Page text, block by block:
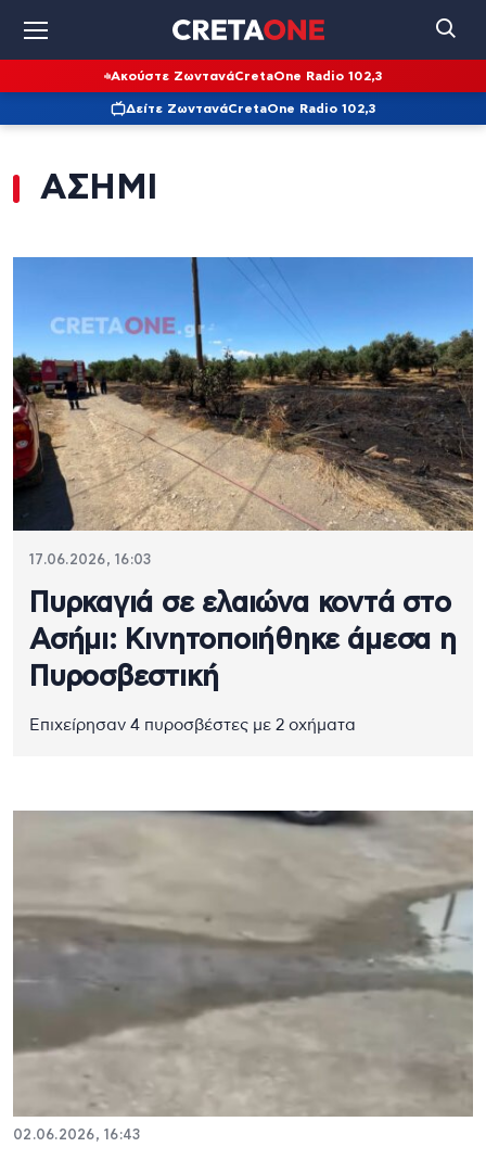
Ακούστε ΖωντανάCretaOne Radio 102,3
Δείτε ΖωντανάCretaOne Radio 102,3
ΑΣΗΜΙ
17.06.2026, 16:03
Πυρκαγιά σε ελαιώνα κοντά στο
Ασήμι: Κινητοποιήθηκε άμεσα η
Πυροσβεστική
Επιχείρησαν 4 πυροσβέστες με 2 οχήματα
02.06.2026, 16:43